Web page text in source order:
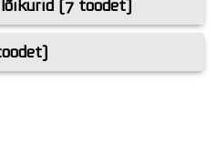
(7 toodet)